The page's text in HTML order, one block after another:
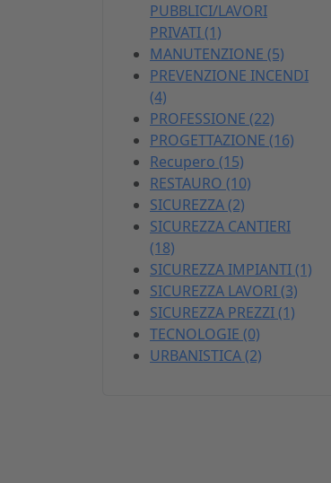
PUBBLICI/LAVORI
PRIVATI (1)
MANUTENZIONE (5)
PREVENZIONE INCENDI
(4)
PROFESSIONE (22)
PROGETTAZIONE (16)
Recupero (15)
RESTAURO (10)
SICUREZZA (2)
SICUREZZA CANTIERI
(18)
SICUREZZA IMPIANTI (1)
SICUREZZA LAVORI (3)
SICUREZZA PREZZI (1)
TECNOLOGIE (0)
URBANISTICA (2)